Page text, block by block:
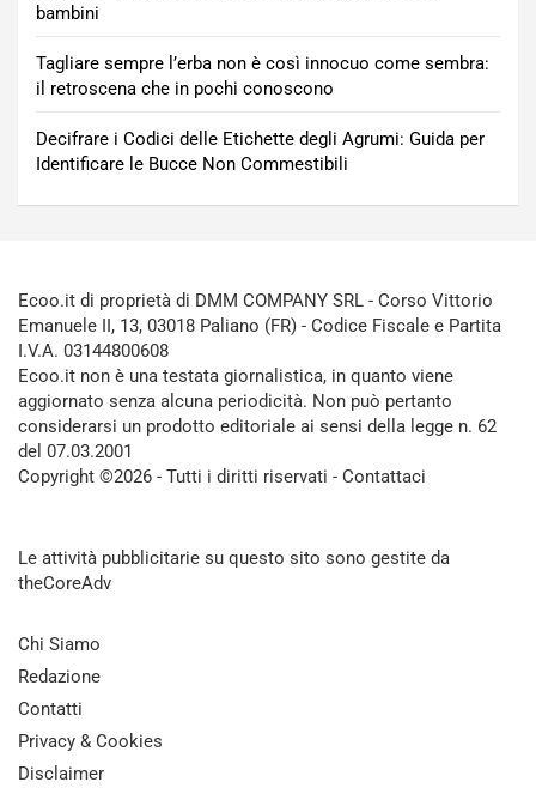
bambini
Tagliare sempre l’erba non è così innocuo come sembra:
il retroscena che in pochi conoscono
Decifrare i Codici delle Etichette degli Agrumi: Guida per
Identificare le Bucce Non Commestibili
Ecoo.it di proprietà di DMM COMPANY SRL - Corso Vittorio
Emanuele II, 13, 03018 Paliano (FR) - Codice Fiscale e Partita
I.V.A. 03144800608
Ecoo.it non è una testata giornalistica, in quanto viene
aggiornato senza alcuna periodicità. Non può pertanto
considerarsi un prodotto editoriale ai sensi della legge n. 62
del 07.03.2001
Copyright ©2026 - Tutti i diritti riservati - Contattaci
Le attività pubblicitarie su questo sito sono gestite da
theCoreAdv
Chi Siamo
Redazione
Contatti
Privacy & Cookies
Disclaimer